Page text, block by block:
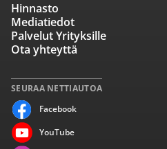
SEURAA NETTIAUTOA
Facebook
YouTube
Hinnasto
Mediatiedot
Palvelut Yrityksille
Ota yhteyttä